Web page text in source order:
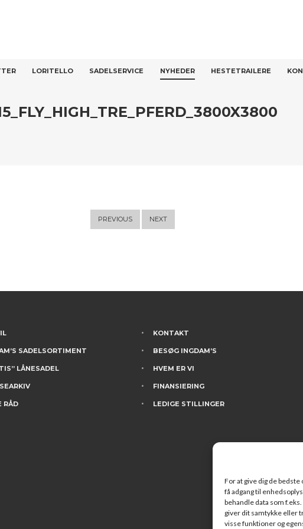
For at give dig de
få adgang til
behandle data som
giver dit samtykke eller
visse funktioner og
LORITELLO SADELSERVICE NYHEDER HESTETRAILERE
PREVIOUS NEXT
SADELSORTIMENT
LÅNESADEL
RÅD
KONTAKT
BESØG INGDAM’S
HVEM ER VI
FINANSIERING
LEDIGE STILLINGER